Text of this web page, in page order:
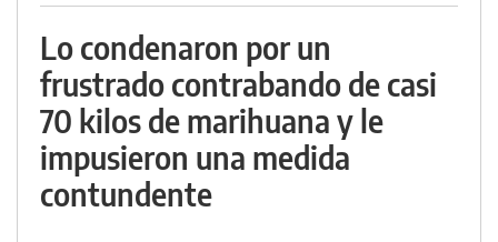
Lo condenaron por un
frustrado contrabando de casi
70 kilos de marihuana y le
impusieron una medida
contundente